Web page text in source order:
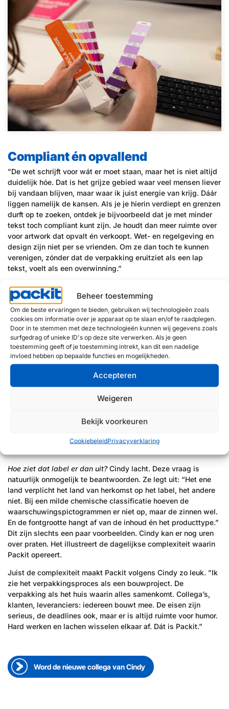
Beheer toestemming
Om de beste ervaringen te bieden, gebruiken wij technologieën zoals
cookies om informatie over je apparaat op te slaan en/of te raadplegen.
Door in te stemmen met deze technologieën kunnen wij gegevens zoals
surfgedrag of unieke ID's op deze site verwerken. Als je geen
toestemming geeft of je toestemming intrekt, kan dit een nadelige
invloed hebben op bepaalde functies en mogelijkheden.
Accepteren
Weigeren
Bekijk voorkeuren
CookiebeleidPrivacyverklaring
Compliant én opvallend
”De wet schrijft voor wát er moet staan, maar het is niet altijd
duidelijk hóe. Dat is het grijze gebied waar veel mensen liever
bij vandaan blijven, maar waar ik juist energie van krijg. Dáár
liggen namelijk de kansen. Als je je hierin verdiept en grenzen
durft op te zoeken, ontdek je bijvoorbeeld dat je met minder
tekst toch compliant kunt zijn. Je houdt dan meer ruimte over
voor artwork dat opvalt én verkoopt. Wet- en regelgeving en
design zijn niet per se vrienden. Om ze dan toch te kunnen
verenigen, zónder dat de verpakking eruitziet als een lap
tekst, voelt als een overwinning.”
Alle disciplines verenigd
Cindy duikt in de PPWR, leest SDS-sheets en kent de
uitzonderingen per land. Binnenkort volgt zij samen met een
aantal collega’s een CLP -training, gericht op het correct
indelen, verpakken en etiketteren van gevaarlijke stoffen.
Cindy vertelt: “Packit investeert veel in het up-to-date houden
van de kennis van de medewerkers. Dat is nodig, want in de
wereld van verpakkingen ben je nooit uitgeleerd.”
“Ik ben geen kwaliteitsmedewerker, maar hoe meer je weet,
veranderende wet- en regelgeving. Op de verpakking komt
alles samen. Inkoop, marketing, design, wet- en regelgeving.”
En precies daar staat Cindy, als schakel die alles
Hoe ziet dat label er dan uit?Cindy lacht. Deze vraag is
natuurlijk onmogelijk te beantwoorden. Ze legt uit: “Het ene
land verplicht het land van herkomst op het label, het andere
niet. Bij een milde chemische classificatie hoeven de
waarschuwingspictogrammen er niet op, maar de zinnen wel.
En de fontgrootte hangt af van de inhoud én het producttype.”
Dit zijn slechts een paar voorbeelden. Cindy kan er nog uren
over praten. Het illustreert de dagelijkse complexiteit waarin
Packit opereert.
Juist de complexiteit maakt Packit volgens Cindy zo leuk. ”Ik
zie het verpakkingsproces als een bouwproject. De
verpakking als het huis waarin alles samenkomt. Collega’s,
klanten, leveranciers: iedereen bouwt mee. De eisen zijn
serieus, de deadlines ook, maar er is altijd ruimte voor humor.
Hard werken en lachen wisselen elkaar af. Dát is Packit.”
Word de nieuwe collega van Cindy